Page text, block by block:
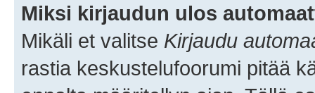
Miksi kirjaudun ulos
Mikäli et valitse Kirjaudu
rastia keskustelufoorumi pitää